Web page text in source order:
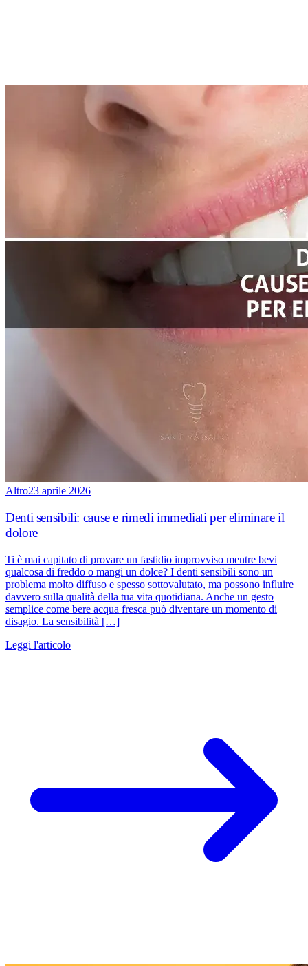
Altro23 aprile 2026
Denti sensibili: cause e rimedi immediati per eliminare il
dolore
Ti è mai capitato di provare un fastidio improvviso mentre bevi
qualcosa di freddo o mangi un dolce? I denti sensibili sono un
problema molto diffuso e spesso sottovalutato, ma possono influire
davvero sulla qualità della tua vita quotidiana. Anche un gesto
semplice come bere acqua fresca può diventare un momento di
disagio. La sensibilità […]
Leggi l'articolo